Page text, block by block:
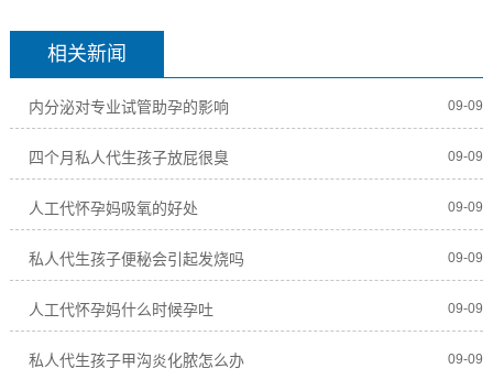
相关新闻
内分泌对专业试管助孕的影响 09-09
四个月私人代生孩子放屁很臭 09-09
人工代怀孕妈吸氧的好处 09-09
私人代生孩子便秘会引起发烧吗 09-09
人工代怀孕妈什么时候孕吐 09-09
私人代生孩子甲沟炎化脓怎么办 09-09